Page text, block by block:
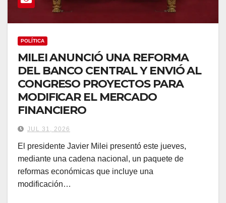
POLÍTICA
MILEI ANUNCIÓ UNA REFORMA
DEL BANCO CENTRAL Y ENVIÓ AL
CONGRESO PROYECTOS PARA
MODIFICAR EL MERCADO
FINANCIERO
JUL 31, 2026
El presidente Javier Milei presentó este jueves,
mediante una cadena nacional, un paquete de
reformas económicas que incluye una
modificación…